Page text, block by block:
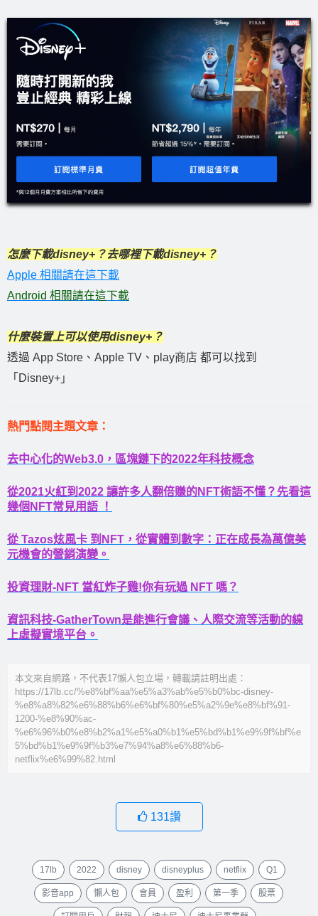
怎麼下載disney+？去哪裡下載disney+？
Apple 相關請在這下載
Android 相關請在這下載
什麼裝置上可以使用disney+？
透過 App Store、Apple TV、play商店 都可以找到
「Disney+」
熱門點閱主題文章：
去中心化的Web3.0，區塊鏈下的2022年科技概念
從2021火紅到2022 讓許多人翻倍賺的NFT術語不懂？先看這
幾個NFT常見用語 ！
從 Tazos炫風卡 到NFT，從實體到數字：正在成長為萬億美
元機會的營銷演變。
投資理財-NFT 當紅炸子雞!你有玩過 NFT 嗎？
資訊科技-GatherTown是能進行會議、人際交流等活動的線
上虛擬實境平台。
本文來自網路，不代表17懶人包立場，轉載請註明出處：
https://17lb.cc/%e8%bf%aa%e5%a3%ab%e5%b0%bc-disney-
%e8%a8%82%e6%88%b6%e6%bf%80%e5%a2%9e%e8%bf%91-
1200-%e8%90%ac-
%e6%96%b0%e8%b2%a1%e5%a0%b1%e5%bd%b1%e9%9f%bf%e
5%bd%b1%e9%9f%b3%e7%94%a8%e6%88%b6-
netflix%e6%99%82.html
131讚
17lb 2022 disney disneyplus netflix Q1
影音app 懶人包 會員 盈利 第一季 股票